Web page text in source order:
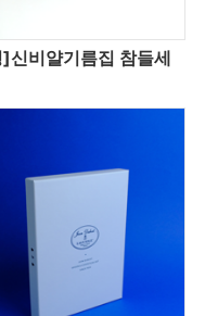
신비얄기름집 참들세